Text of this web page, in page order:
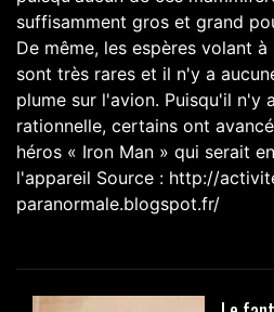
suffisamment gros et grand
De même, les espères volant
sont très rares et il n'y a
plume sur l'avion. Puisqu'il n'y
rationnelle, certains ont
héros « Iron Man » qui serait
l'appareil Source : http://
paranormale.blogspot.fr/